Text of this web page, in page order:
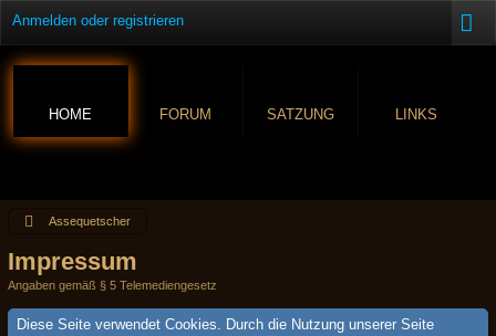
Anmelden oder registrieren
HOME FORUM SATZUNG LINKS
Assequetscher
Impressum
Angaben gemäß § 5 Telemediengesetz
Diese Seite verwendet Cookies. Durch die Nutzung unserer Seite